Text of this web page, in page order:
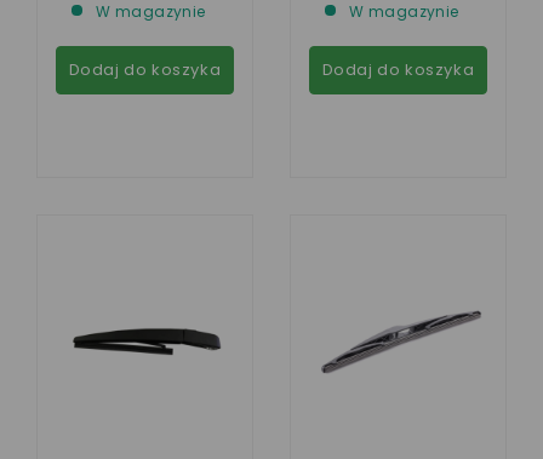
W magazynie
Dodaj do koszyka
W magazynie
Dodaj do koszyka